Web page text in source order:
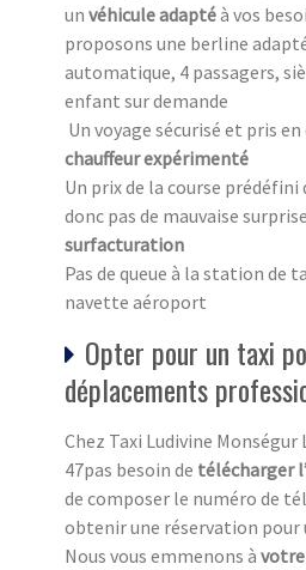
un véhicule adaptéà vos
proposons une berline
automatique, 4 passagers,
enfant sur demande
Un voyage sécurisé et pris
chauffeur expérimenté
Un prix de la course prédéfini
donc pas de mauvaise
surfacturation
Pas de queue à la station de
navette aéroport
Opter pour un taxi
déplacements
Chez Taxi Ludivine
47pas besoin de télécharger
de composer le numéro de
obtenir une réservation
Nous vous emmenons à